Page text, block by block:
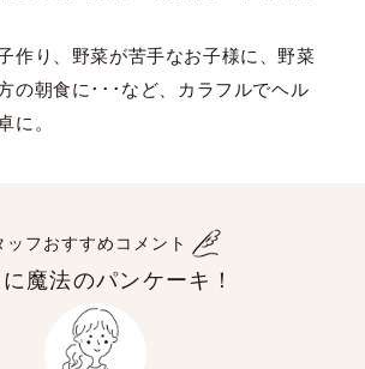
作り、野菜が苦手なお子様に、野菜
の朝食に･･･など、カラフルでヘル
に。
ッフおすすめコメント
に魔法のパンケーキ！